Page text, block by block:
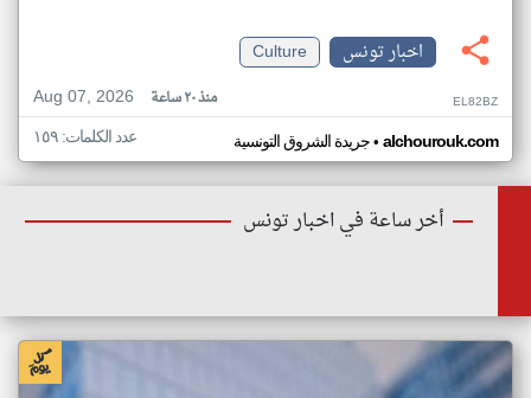
اخبار تونس
Culture
Aug 07, 2026
منذ ٢٠ ساعة EL82BZ
جريدة الشروق التونسية• alchourouk.com عدد الكلمات: ١٥٩
أخر ساعة في اخبار تونس